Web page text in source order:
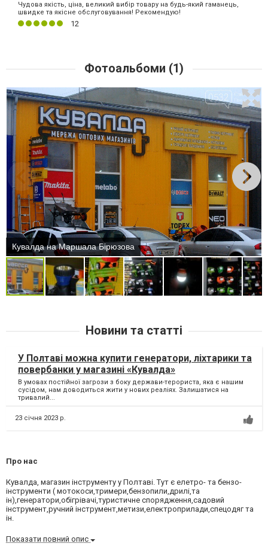
Чудова якість, ціна, великий вибір товару на будь-який гаманець,
швидке та якісне обслуговування! Рекомендую!
12
Фотоальбоми (1)
Кувалда на Маршала Бірюзова
Новини та статті
У Полтаві можна купити генератори, ліхтарики та
повербанки у магазині «Кувалда»
В умовах постійної загрози з боку держави-терориста, яка є нашим
сусідом, нам доводиться жити у нових реаліях. Залишатися на
тривалий...
23 січня 2023 р.
Про нас
Кувалда, магазин інструменту у Полтаві. Тут є елетро- та бензо-
інструменти ( мотокоси,тримери,бензопили,дрилі,та
ін),генератори,обігрівачі,туристичне спорядження,садовий
інструмент,ручний інструмент,метизи,електроприлади,спецодяг та
ін.
Показати повний опис